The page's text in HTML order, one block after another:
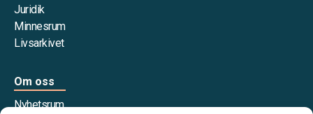
Juridik
Minnesrum
Livsarkivet
Om oss
Nyhetsrum